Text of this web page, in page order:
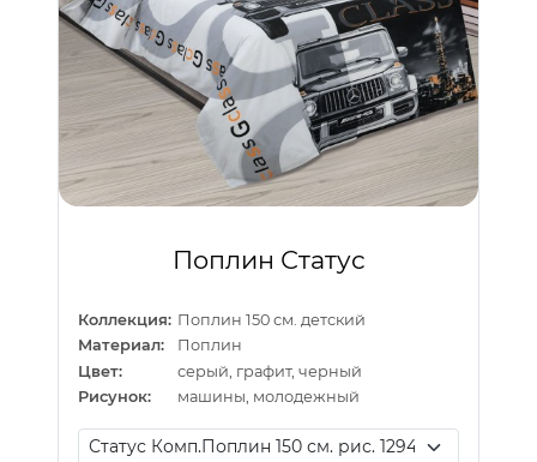
Поплин Статус
Коллекция: Поплин 150 см. детский
Материал:
Поплин
Цвет:
серый, графит, черный
Рисунок:
машины, молодежный